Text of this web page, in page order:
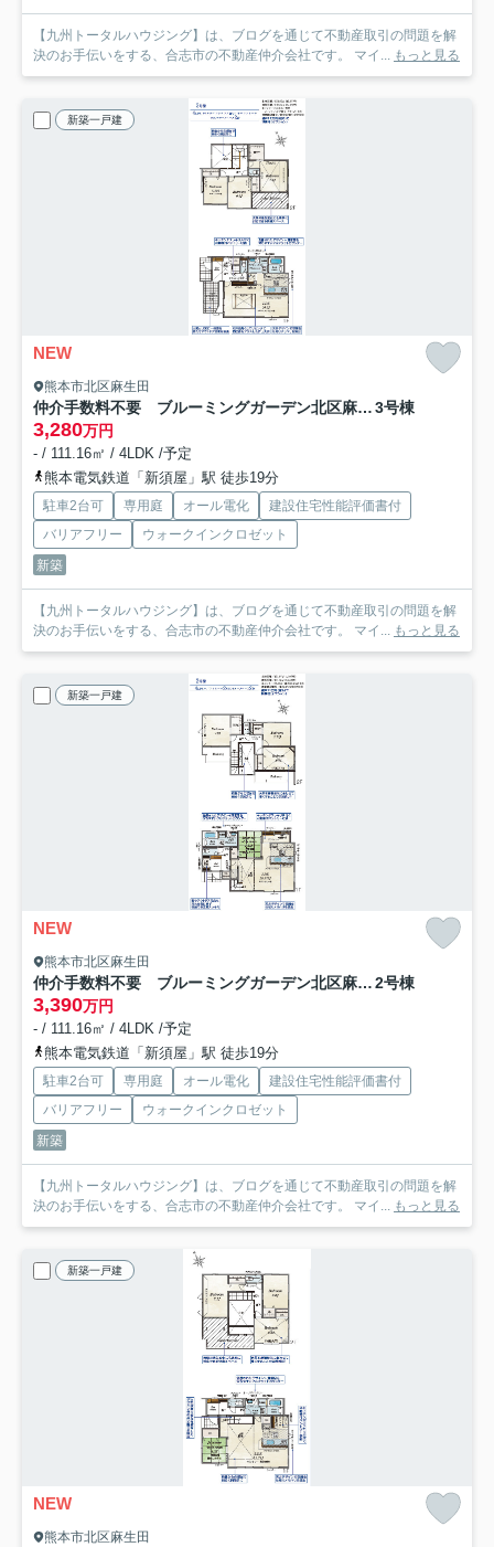
【九州トータルハウジング】は、ブログを通じて不動産取引の問題を解
決のお手伝いをする、合志市の不動産仲介会社です。 マイ...
もっと見る
新築一戸建
NEW
熊本市北区麻生田
仲介手数料不要 ブルーミングガーデン北区麻生田３丁目【麻生田小・清水中】 3号棟
3,280万円
- / 111.16㎡ / 4LDK /予定
熊本電気鉄道「新須屋」駅 徒歩19分
駐車2台可 専用庭 オール電化
建設住宅性能評価書付
バリアフリー
ウォークインクロゼット
新築
【九州トータルハウジング】は、ブログを通じて不動産取引の問題を解
決のお手伝いをする、合志市の不動産仲介会社です。 マイ...
もっと見る
新築一戸建
NEW
熊本市北区麻生田
仲介手数料不要 ブルーミングガーデン北区麻生田３丁目【麻生田小・清水中】 2号棟
3,390万円
- / 111.16㎡ / 4LDK /予定
熊本電気鉄道「新須屋」駅 徒歩19分
駐車2台可 専用庭 オール電化
建設住宅性能評価書付
バリアフリー
ウォークインクロゼット
新築
【九州トータルハウジング】は、ブログを通じて不動産取引の問題を解
決のお手伝いをする、合志市の不動産仲介会社です。 マイ...
もっと見る
新築一戸建
NEW
熊本市北区麻生田